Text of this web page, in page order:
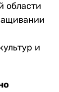
области
и